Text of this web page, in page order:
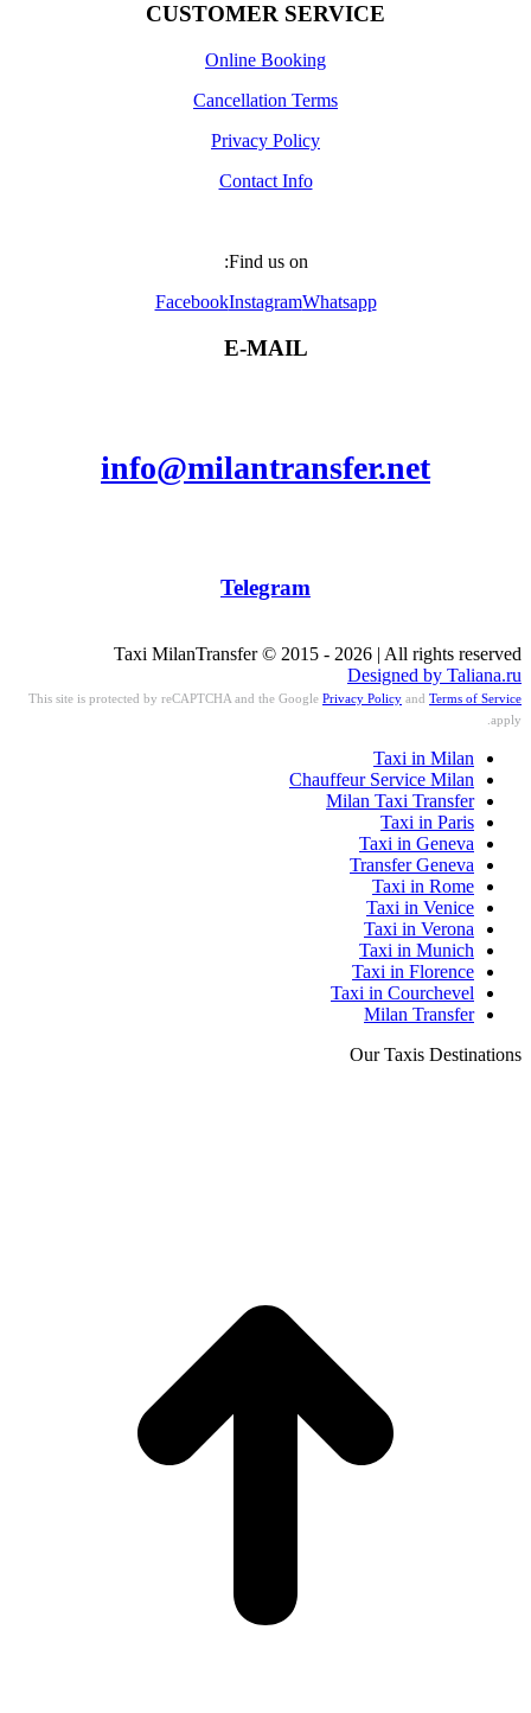
CUSTOMER SERVICE
Online Booking
Cancellation Terms
Privacy Policy
Contact Info
Find us on:
FacebookInstagramWhatsapp
E-MAIL
info@milantransfer.net
Telegram
Taxi MilanTransfer © 2015 - 2026 | All rights reserved
Designed by Taliana.ru
This site is protected by reCAPTCHA and the Google Privacy Policy and Terms of Service
apply.
Taxi in Milan
Chauffeur Service Milan
Milan Taxi Transfer
Taxi in Paris
Taxi in Geneva
Transfer Geneva
Taxi in Rome
Taxi in Venice
Taxi in Verona
Taxi in Munich
Taxi in Florence
Taxi in Courchevel
Milan Transfer
Our Taxis Destinations